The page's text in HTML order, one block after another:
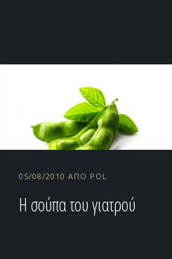
05/08/2010 ΑΠΌ POL
Η σούπα του γιατρού